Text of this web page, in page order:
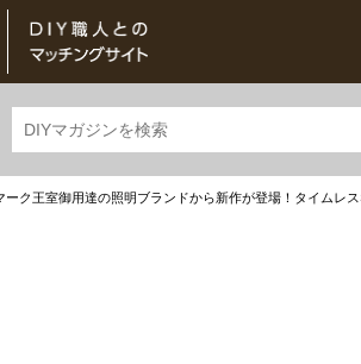
ーク王室御用達の照明ブランドから新作が登場！タイムレ